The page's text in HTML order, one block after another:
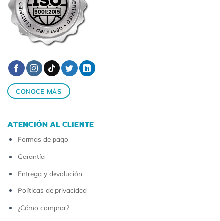
CONOCE MÁS
ATENCIÓN AL CLIENTE
Formas de pago
Garantía
Entrega y devolución
Políticas de privacidad
¿Cómo comprar?